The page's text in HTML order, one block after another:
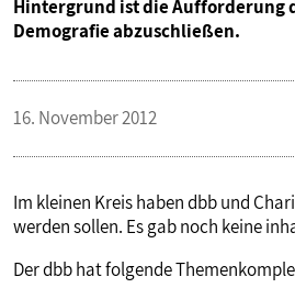
VERANSTALTUNGEN UND
MITGLIEDSCHAFT & SERVICE
Hintergrund ist die Aufforderung
Demografie abzuschließen.
16. November 2012
Im kleinen Kreis haben dbb und
werden sollen. Es gab noch keine
Der dbb hat folgende